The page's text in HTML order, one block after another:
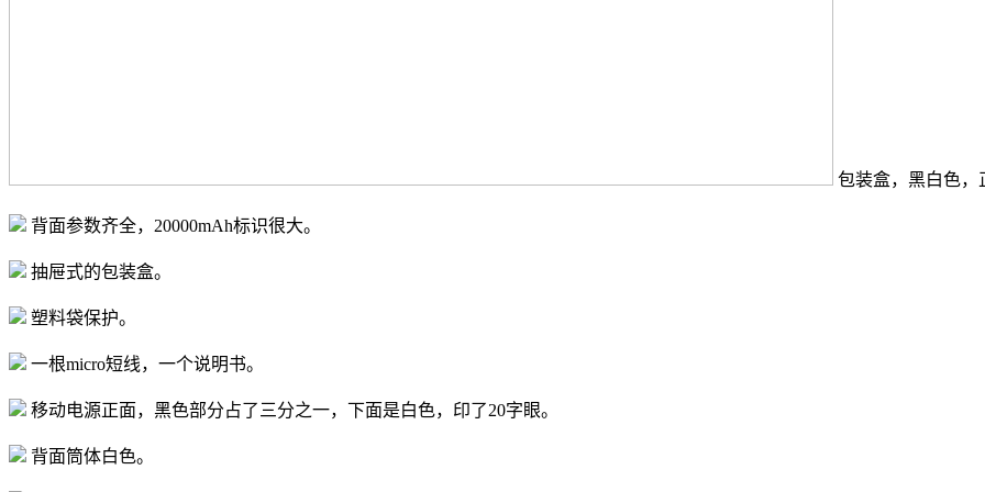
包装盒，黑白色，
背面参数齐全，20000mAh标识很大。
抽屉式的包装盒。
塑料袋保护。
一根micro短线，一个说明书。
移动电源正面，黑色部分占了三分之一，下面是白色，印了20字眼。
背面筒体白色。